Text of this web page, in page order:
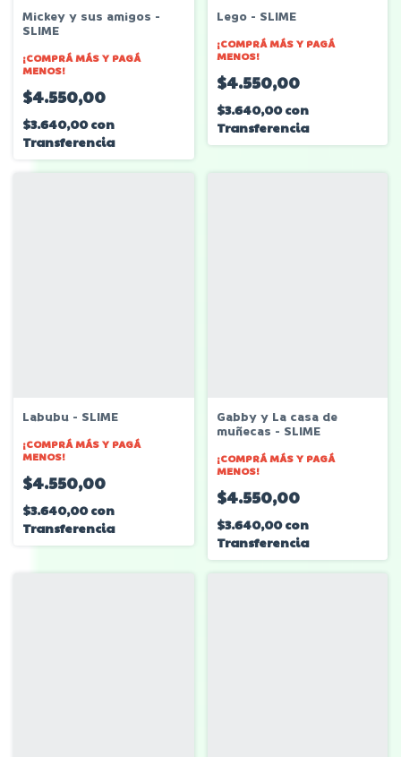
Mickey y sus amigos -
SLIME
¡COMPRÁ MÁS Y PAGÁ
MENOS!
$4.550,00
$3.640,00con
Transferencia
Lego - SLIME
¡COMPRÁ MÁS Y PAGÁ
MENOS!
$4.550,00
$3.640,00con
Transferencia
Labubu - SLIME
¡COMPRÁ MÁS Y PAGÁ
MENOS!
$4.550,00
$3.640,00con
Transferencia
Gabby y La casa de
muñecas - SLIME
¡COMPRÁ MÁS Y PAGÁ
MENOS!
$4.550,00
$3.640,00con
Transferencia